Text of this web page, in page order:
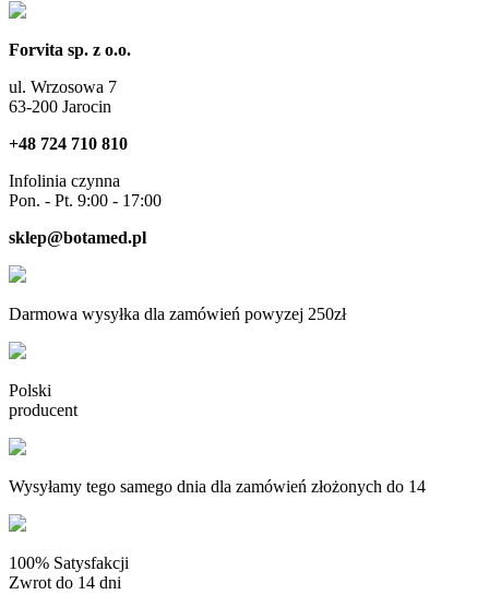
Forvita sp. z o.o.
ul. Wrzosowa 7
63-200 Jarocin
+48 724 710 810
Infolinia czynna
Pon. - Pt. 9:00 - 17:00
sklep@botamed.pl
Darmowa wysyłka dla zamówień powyzej 250zł
Polski
producent
Wysyłamy tego samego dnia dla zamówień złożonych do 14
100% Satysfakcji
Zwrot do 14 dni